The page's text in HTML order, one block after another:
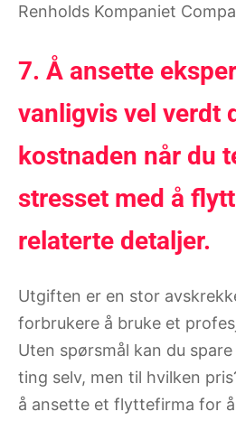
Renholds Kompaniet
7. Å ansette
vanligvis vel verdt
kostnaden når du
stresset med å
relaterte detaljer.
Utgiften er en stor
forbrukere å bruke et
Uten spørsmål kan du
ting selv, men til hvilken
å ansette et flyttefirma for